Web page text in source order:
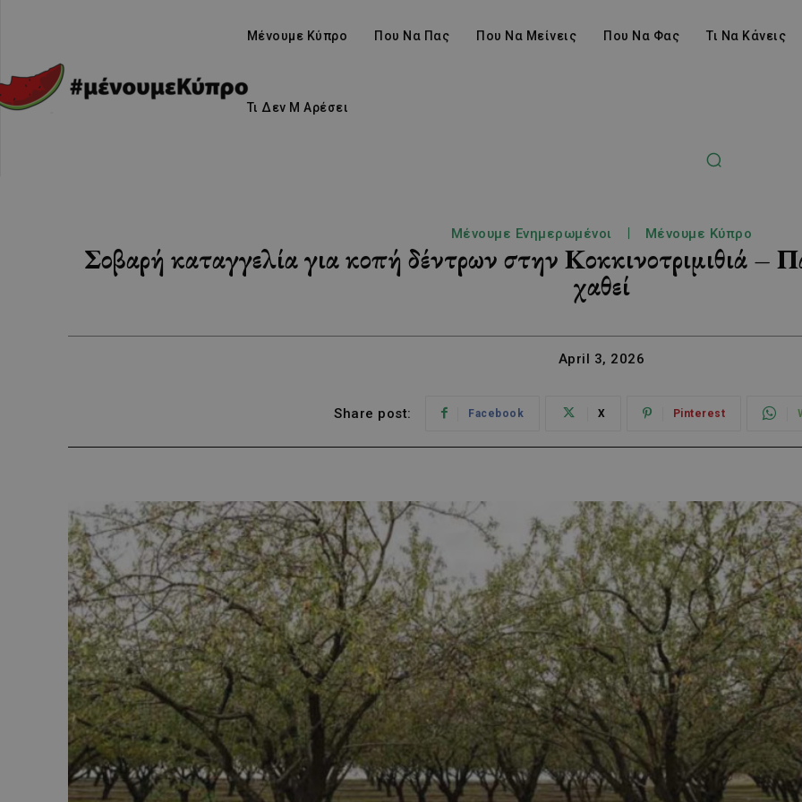
Μένουμε Κύπρο Που Να Πας Που Να Μείνεις Που Να Φας Τι Να Κάνεις
Τι Δεν Μ Αρέσει
Μένουμε Ενημερωμένοι Μένουμε Κύπρο
Σοβαρή καταγγελία για κοπή δέντρων στην Κοκκινοτριμιθιά –
χαθεί
April 3, 2026
Share post: Facebook X Pinterest